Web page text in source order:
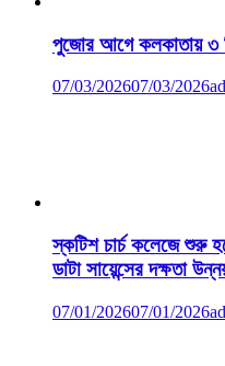
পুজোর আগে কলকাতায় ৩
07/03/202607/03/2026
স্কটিশ চার্চ কলেজে শুরু
ডাটা সায়েন্সের দক্ষতা
07/01/202607/01/2026